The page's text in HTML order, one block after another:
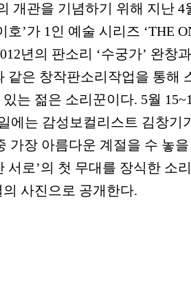
개관을 기념하기 위해 지난 4
호’가 1 인 예술 시리즈 ‘THE
년의 판소리 ‘수궁가’ 완창
같은 창작판소리작업을 통해
는 젊은 소리꾼이다. 5월
에는 감성보컬리스트 김창기
가장 아름다운 계절을 수 놓
서로’의 첫 무대를 장식한 소
사진으로 공개한다.